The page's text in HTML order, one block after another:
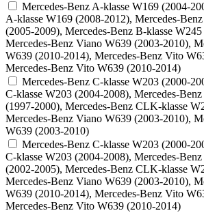
Mercedes-Benz A-klasse W169 (2004-
A-klasse W169 (2008-2012), Mercedes-
(2005-2009), Mercedes-Benz B-klasse
Mercedes-Benz Viano W639 (2003-2010),
W639 (2010-2014), Mercedes-Benz Vito
Mercedes-Benz Vito W639 (2010-2014)
Mercedes-Benz C-klasse W203 (2000-
C-klasse W203 (2004-2008), Mercedes-
(1997-2000), Mercedes-Benz CLK-klasse
Mercedes-Benz Viano W639 (2003-2010),
W639 (2003-2010)
Mercedes-Benz C-klasse W203 (2000-
C-klasse W203 (2004-2008), Mercedes-
(2002-2005), Mercedes-Benz CLK-klasse
Mercedes-Benz Viano W639 (2003-2010),
W639 (2010-2014), Mercedes-Benz Vito
Mercedes-Benz Vito W639 (2010-2014)